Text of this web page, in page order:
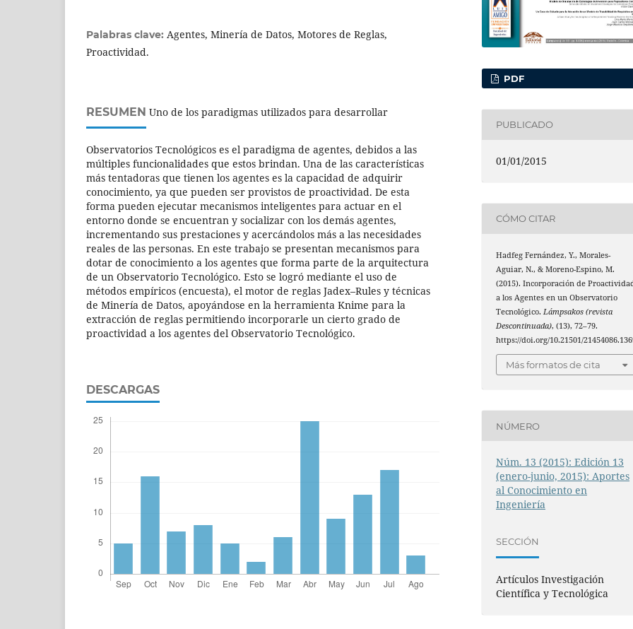
Palabras clave: Agentes, Minería de Datos, Motores de Reglas,
Proactividad.
RESUMEN Uno de los paradigmas utilizados para desarrollar
Observatorios Tecnológicos es el paradigma de agentes, debidos a las
múltiples funcionalidades que estos brindan. Una de las características
más tentadoras que tienen los agentes es la capacidad de adquirir
conocimiento, ya que pueden ser provistos de proactividad. De esta
forma pueden ejecutar mecanismos inteligentes para actuar en el
entorno donde se encuentran y socializar con los demás agentes,
incrementando sus prestaciones y acercándolos más a las necesidades
reales de las personas. En este trabajo se presentan mecanismos para
dotar de conocimiento a los agentes que forma parte de la arquitectura
de un Observatorio Tecnológico. Esto se logró mediante el uso de
métodos empíricos (encuesta), el motor de reglas Jadex–Rules y técnicas
de Minería de Datos, apoyándose en la herramienta Knime para la
extracción de reglas permitiendo incorporarle un cierto grado de
proactividad a los agentes del Observatorio Tecnológico.
DESCARGAS
PDF
PUBLICADO
01/01/2015
CÓMO CITAR
Hadfeg Fernández, Y., Morales-
Aguiar, N., & Moreno-Espino, M.
(2015). Incorporación de
a los Agentes en un Observatorio
Tecnológico.Lámpsakos (revista
Descontinuada), (13), 72–79.
https://doi.org/10.21501/
Más formatos de cita
NÚMERO
Núm. 13 (2015): Edición 13
(enero-junio, 2015): Aportes
al Conocimiento en
Ingeniería
SECCIÓN
Artículos Investigación
Científica y Tecnológica